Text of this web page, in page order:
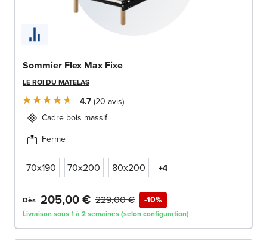
Sommier Flex Max Fixe
LE ROI DU MATELAS
4.7 20 avis
Cadre bois massif
Ferme
70x190 70x200 80x200 +4
Dès 205,00 € -10%
229,00 €
Livraison sous 1 à 2 semaines (selon configuration)